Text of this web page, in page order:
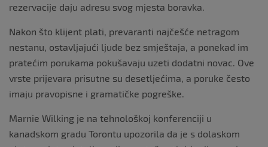
rezervacije daju adresu svog mjesta boravka.
Nakon što klijent plati, prevaranti najčešće netragom
nestanu, ostavljajući ljude bez smještaja, a ponekad im
pratećim porukama pokušavaju uzeti dodatni novac. Ove
vrste prijevara prisutne su desetljećima, a poruke često
imaju pravopisne i gramatičke pogreške.
Marnie Wilking je na tehnološkoj konferenciji u
kanadskom gradu Torontu upozorila da je s dolaskom